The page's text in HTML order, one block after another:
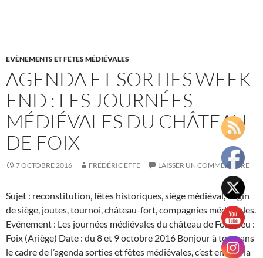
EVÈNEMENTS ET FÊTES MÉDIÉVALES
AGENDA ET SORTIES WEEK
END : LES JOURNÉES
MÉDIÉVALES DU CHÂTEAU
DE FOIX
7 OCTOBRE 2016 FRÉDÉRIC EFFE LAISSER UN COMMENTAIRE
Sujet : reconstitution, fêtes historiques, siège médiéval, engin
de siège, joutes, tournoi, château-fort, compagnies médiévales.
Evénement : Les journées médiévales du château de Foix Lieu :
Foix (Ariège) Date : du 8 et 9 octobre 2016 Bonjour à tous, ans
le cadre de l’agenda sorties et fêtes médiévales, c’est encore la